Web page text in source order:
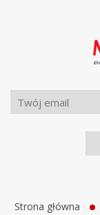
Strona główna